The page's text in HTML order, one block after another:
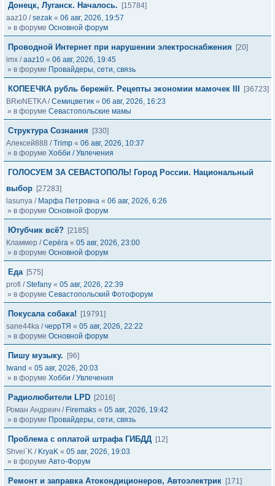
Донецк, Луганск. Началось.
[15784]
aaz10 /sezak « 06 авг, 2026, 19:57
» в форуме Основной форум
Проводной Интернет при нарушении электроснабжения
[20]
imx /aaz10 « 06 авг, 2026, 19:45
» в форуме Провайдеры, сети, связь
КОПЕЕЧКА рубль бережёт. Рецепты экономии мамочек III
[36723]
BRюNETKA/Семицветик « 06 авг, 2026, 16:23
» в форуме Севастопольские мамы
Структура Сознания
[330]
Алексей888 /Trimp « 06 авг, 2026, 10:37
» в форуме Хобби / Увлечения
ГОЛОСУЕМ ЗА СЕВАСТОПОЛЬ! Город России. Национальный
выбор [27283]
lasunya / Марфа Петровна « 06 авг, 2026, 6:26
» в форуме Основной форум
Ютубчик всё? [2185]
Кламмер /Серёга « 05 авг, 2026, 23:00
» в форуме Основной форум
Еда [575]
profi /Stefany « 05 авг, 2026, 22:39
» в форуме Севастопольский Фотофорум
Покусала собака!
[19791]
sane44ka /черрТЯ « 05 авг, 2026, 22:22
» в форуме Основной форум
Пишу музыку.
[96]
Iwand « 05 авг, 2026, 20:03
» в форуме Хобби / Увлечения
Радиолюбители LPD [2016]
Роман Андреич / Firemaks « 05 авг, 2026, 19:42
» в форуме Провайдеры, сети, связь
Проблема с оплатой штрафа ГИБДД [12]
Shvei`K / KryaK « 05 авг, 2026, 19:03
» в форуме Авто-Форум
Ремонт и заправка Атокондиционеров, Автоэлектрик [171]